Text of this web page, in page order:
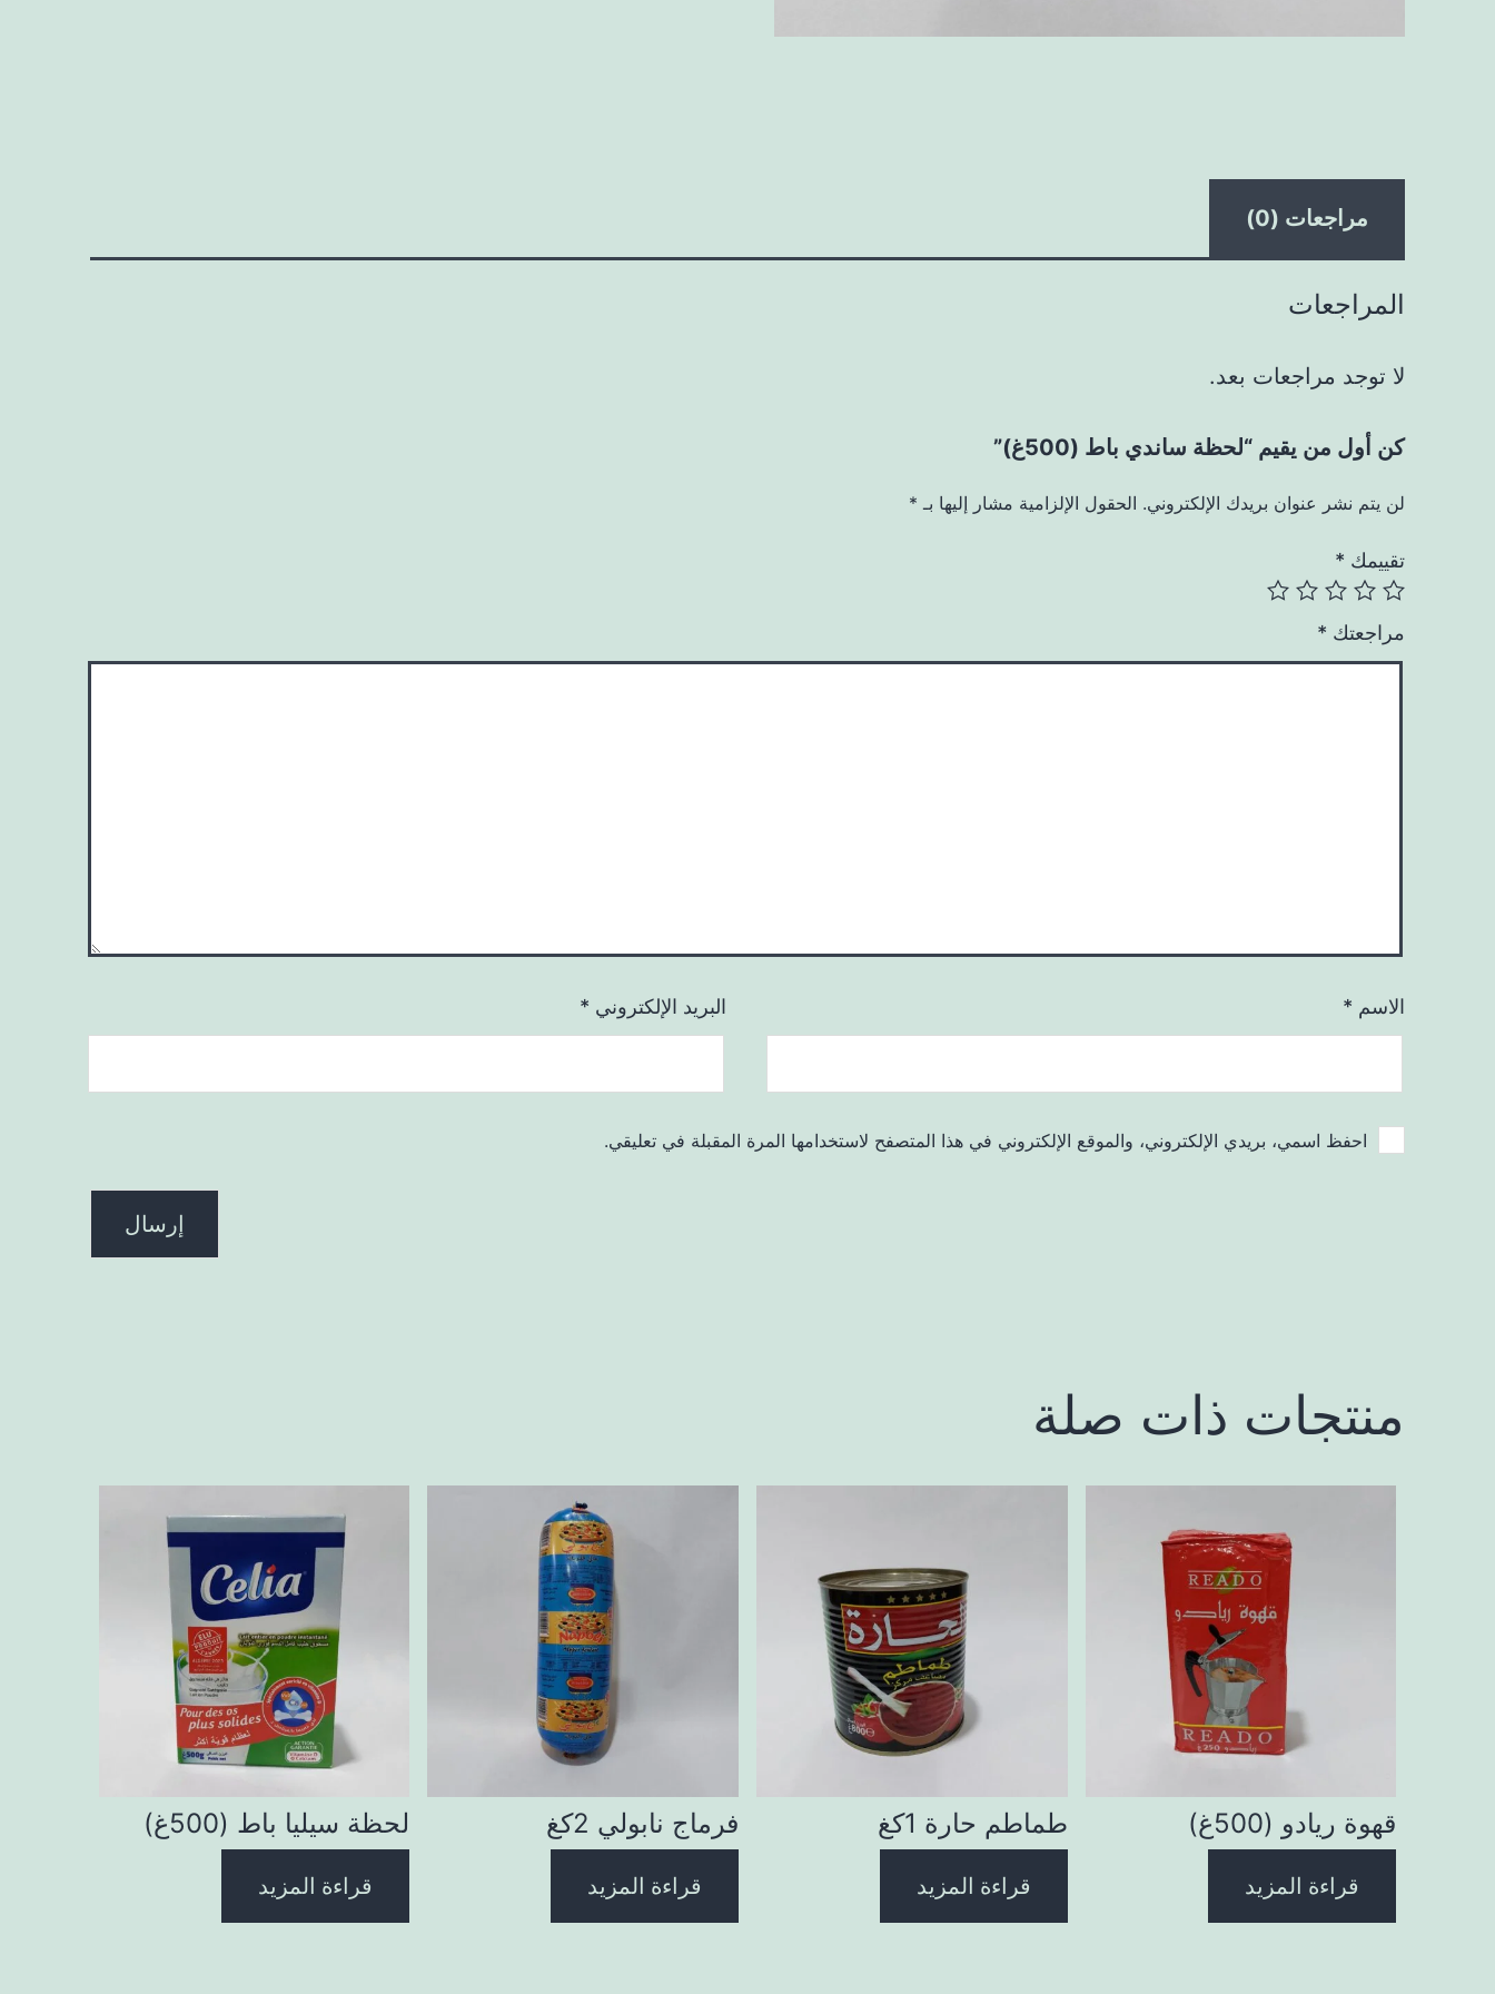
مراجعات (0)
المراجعات
لا توجد مراجعات بعد.
كن أول من يقيم “لحظة ساندي باط (500غ)”
لن يتم نشر عنوان بريدك الإلكتروني. الحقول الإلزامية مشار إليها بـ *
تقييمك *
مراجعتك *
الاسم * البريد الإلكتروني *
احفظ اسمي، بريدي الإلكتروني، والموقع الإلكتروني في هذا المتصفح لاستخدامها المرة المقبلة في تعليقي.
منتجات ذات صلة
قهوة ريادو (500غ)
قراءة المزيد
طماطم حارة 1كغ
قراءة المزيد
فرماج نابولي 2كغ
قراءة المزيد
لحظة سيليا باط (500غ)
قراءة المزيد